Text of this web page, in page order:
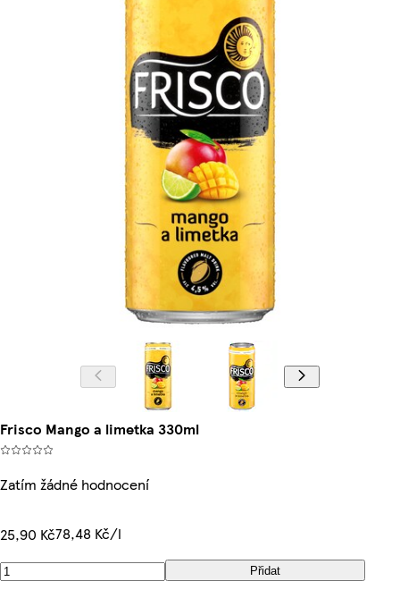
Frisco Mango a limetka 330ml
Zatím žádné hodnocení
25,90 Kč78,48 Kč/l
Přidat